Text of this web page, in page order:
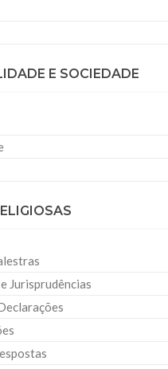
E SOCIEDADE
Jurisprudências